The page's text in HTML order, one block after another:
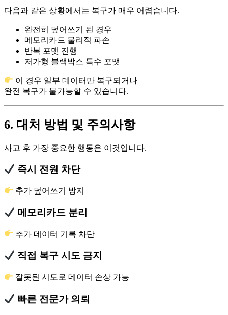
다음과 같은 상황에서는 복구가 매우 어렵습니다.
완전히 덮어쓰기 된 경우
메모리카드 물리적 파손
반복 포맷 진행
저가형 블랙박스 특수 포맷
이 경우 일부 데이터만 복구되거나
완전 복구가 불가능할 수 있습니다.
6. 대처 방법 및 주의사항
사고 후 가장 중요한 행동은 이것입니다.
즉시 전원 차단
추가 덮어쓰기 방지
메모리카드 분리
추가 데이터 기록 차단
직접 복구 시도 금지
잘못된 시도로 데이터 손상 가능
빠른 전문가 의뢰